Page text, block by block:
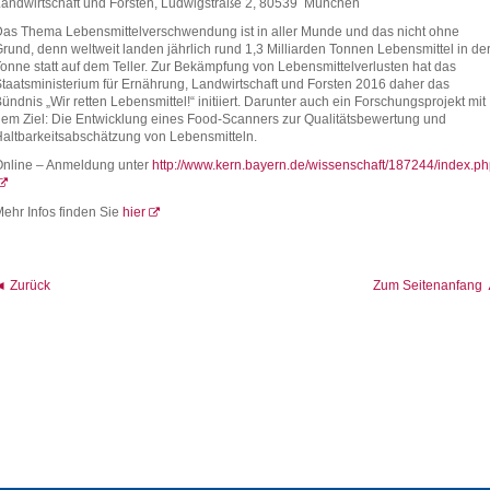
und Forsten, Ludwigstraße 2, 80539 München
Thema Lebensmittelverschwendung ist in aller Munde und das nicht ohne
denn weltweit landen jährlich rund 1,3 Milliarden Tonnen Lebensmittel in der
statt auf dem Teller. Zur Bekämpfung von Lebensmittelverlusten hat das
für Ernährung, Landwirtschaft und Forsten 2016 daher das
„Wir retten Lebensmittel!“ initiiert. Darunter auch ein Forschungsprojekt mit
Ziel: Die Entwicklung eines Food-Scanners zur Qualitätsbewertung und
von Lebensmitteln.
– Anmeldung unter http://www.kern.bayern.de/wissenschaft/187244/
Infos finden Sie hier
Zurück Zum Seitenanfang